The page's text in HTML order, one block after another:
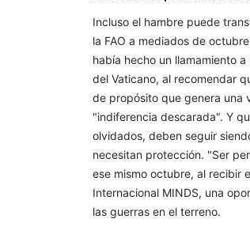
Incluso el hambre puede
la FAO a mediados de
había hecho un llamamiento
del Vaticano, al recomendar
de propósito que genera una
"indiferencia descarada". Y
olvidados, deben seguir
necesitan protección. "Ser
ese mismo octubre, al recibir
Internacional MINDS, una
las guerras en el terreno.